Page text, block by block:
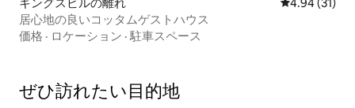
キングスビルの離れ レビュー31
4.94 (31)
居心地の良いコッタムゲストハウス
価格 · ロケーション ·駐車スペース
ぜひ訪⁠れ⁠た⁠い目⁠的⁠地